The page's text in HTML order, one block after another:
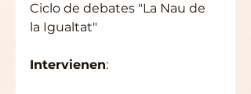
Ciclo de debates "La Nau de
la Igualtat"
Intervienen: